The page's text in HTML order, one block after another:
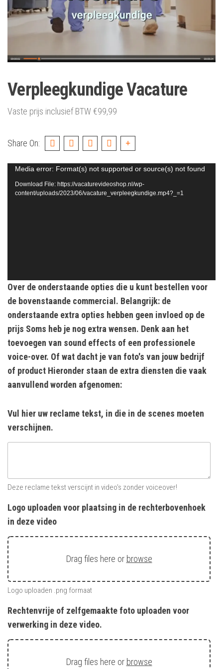
Verpleegkundige Vacature
Vaste prijs inclusief BTW€99,99
Share On:
Video
Player
Media error: Format(s) not supported or source(s) not found
Download File: https://vacaturevideoshop.nl/wp-
content/uploads/2023/06/vacature_verpleegkundige.mp4?_=1
Over de onderstaande opties die u kunt bestellen voor
de bovenstaande commercial. Belangrijk: de
onderstaande extra opties hebben geen invloed op de
prijs Soms heb je nog extra wensen. Denk aan het
toevoegen van sound effects of een professionele
voice-over. Of wat dacht je van foto's van jouw bedrijf
of product Hieronder staan de extra diensten die vaak
aanvullend worden afgenomen:
Vul hier uw reclame tekst, in die in de scenes moeten
verschijnen.
Deze reclame tekst verscijnt in video's zonder voiceover!
Logo uploaden voor plaatsing in de rechterbovenhoek
in deze video
Drag files here or browse
Logo uploaden .png formaat
Rechtenvrije of zelfgemaakte foto uploaden voor
verwerking in deze video.
Drag files here or browse